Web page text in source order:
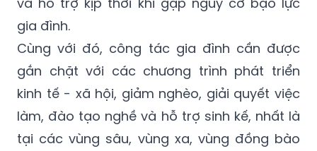
gia đình.
Cùng với đó, công tác gia đình cần được
gắn chặt với các chương trình phát triển
kinh tế - xã hội, giảm nghèo, giải quyết việc
làm, đào tạo nghề và hỗ trợ sinh kế, nhất là
tại các vùng sâu, vùng xa, vùng đồng bào